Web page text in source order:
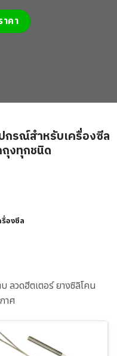
คา
กรณ์สำหรับเครื่องซีล
งทุกชนิด
รื่องซีล
ลวดฮีตเตอร์ ยางซิลิโคน
าศ